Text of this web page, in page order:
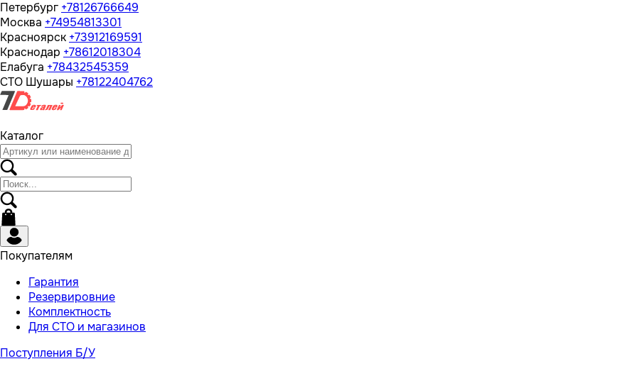
Петербург +78126766649
Москва +74954813301
Красноярск +73912169591
Краснодар +78612018304
Елабуга +78432545359
СТО Шушары +78122404762
Каталог
Покупателям
Гарантия
Резервировние
Комплектность
Для СТО и магазинов
Поступления Б/У